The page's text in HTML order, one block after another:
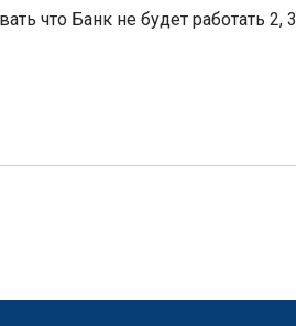
что Банк не будет работать 2,3